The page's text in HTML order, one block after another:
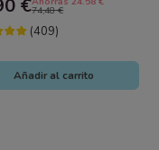
€74,48 €
(409)
Añadir al carrito